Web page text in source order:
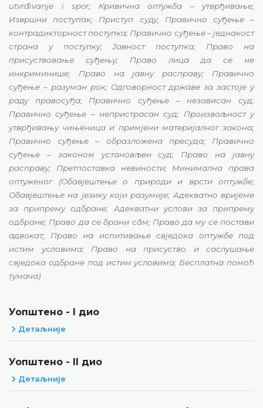
utvrđivanje i spor; Кривична оптужба – утврђивање;
Извршни поступак; Приступ суду; Правично суђење –
контрадикторност поступка; Правично суђење – једнакост
страна у поступку; Јавност поступка; Право на
присуствовање суђењу; Право лица да се не
инкриминише; Право на јавну расправу; Правично
суђење – разуман рок; Одговорност државе за застоје у
раду правосуђа; Правично суђење – независан суд;
Правично суђење – непристрасан суд; Произвољност у
утврђивању чињеница и примјени материјалног закона;
Правично суђење – образложена пресуда; Правично
суђење – законом установљен суд; Право на јавну
расправу; Претпоставка невиности; Минимална права
оптуженог (Обавјештење о природи и врсти оптужбе;
Обавјештење на језику који разумије; Адекватно вријеме
за припрему одбране; Адекватни услови за припрему
одбране; Право да се брани сâм; Право да му се постави
адвокат; Право на испитивање свједока оптужбе под
истим условима; Право на присуство и саслушање
свједока одбране под истим условима; Бесплатна помоћ
тумача)
Уопштено - I дио
Детаљније
Уопштено - II дио
Детаљније